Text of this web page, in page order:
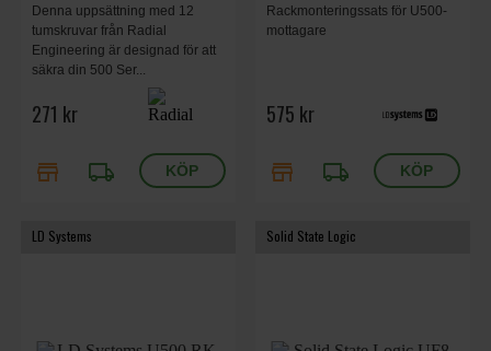
Denna uppsättning med 12
tumskruvar från Radial
Engineering är designad för att
säkra din 500 Ser...
271 kr
store local_shipping
Rackmonteringssats för U500-
mottagare
575 kr
store local_shipping
LD Systems Solid State Logic